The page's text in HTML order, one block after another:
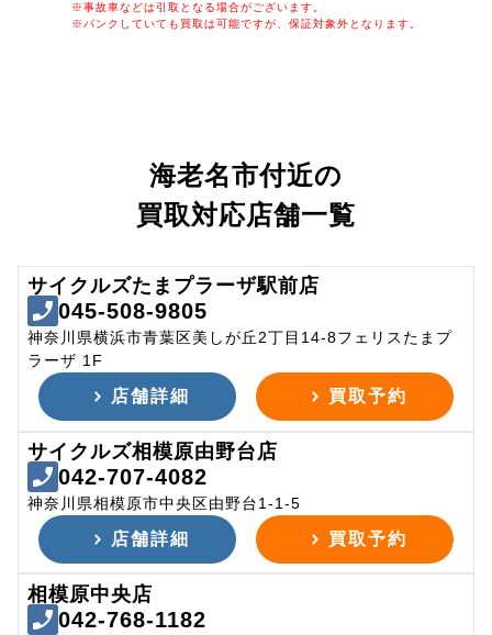
※事故車などは引取となる場合がございます。
※パンクしていても買取は可能ですが、保証対象外となります。
海老名市付近の
買取対応店舗一覧
サイクルズたまプラーザ駅前店
045-508-9805
神奈川県横浜市青葉区美しが丘2丁目14-8フェリスたまプ
ラーザ 1F
店舗詳細 買取予約
サイクルズ相模原由野台店
042-707-4082
神奈川県相模原市中央区由野台1-1-5
店舗詳細 買取予約
相模原中央店
042-768-1182